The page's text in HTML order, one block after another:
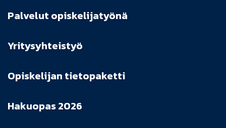
Palvelut opiskelijatyönä
Yritysyhteistyö
Opiskelijan tietopaketti
Hakuopas 2026